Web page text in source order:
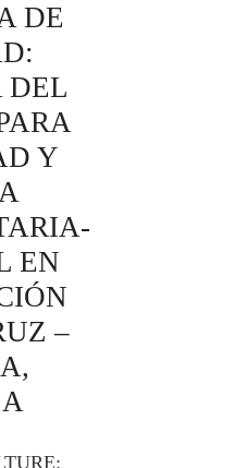
DE
DEL
Y
EN
–